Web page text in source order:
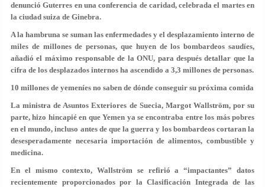
denunció Guterres en una conferencia de caridad, celebrada el martes en
la ciudad suiza de Ginebra.
A la hambruna se suman las enfermedades y el desplazamiento interno de
miles de millones de personas, que huyen de los bombardeos saudíes,
añadió el máximo responsable de la ONU, para después detallar que la
cifra de los desplazados internos ha ascendido a 3,3 millones de personas.
10 millones de yemeníes no saben de dónde conseguir su próxima comida
La ministra de Asuntos Exteriores de Suecia, Margot Wallström, por su
parte, hizo hincapié en que Yemen ya se encontraba entre los más pobres
en el mundo, incluso antes de que la guerra y los bombardeos cortaran la
desesperadamente necesaria importación de alimentos, combustible y
medicina.
En el mismo contexto, Wallström se refirió a “impactantes” datos
recientemente proporcionados por la Clasificación Integrada de las